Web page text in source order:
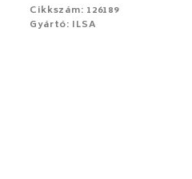
Cikkszám: 126189
Gyártó: ILSA